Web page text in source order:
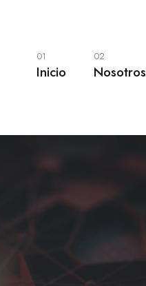
01
Inicio
02
Nosotros